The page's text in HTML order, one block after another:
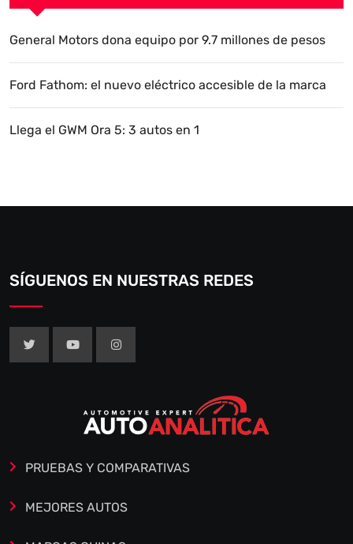
General Motors dona equipo por 9.7 millones de pesos
Ford Fathom: el nuevo eléctrico accesible de la marca
Llega el GWM Ora 5: 3 autos en 1
SÍGUENOS EN NUESTRAS REDES
PRUEBAS Y COMPARATIVAS
MEJORES AUTOS